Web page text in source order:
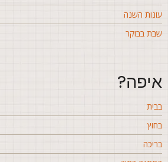
השנה
בבוקר